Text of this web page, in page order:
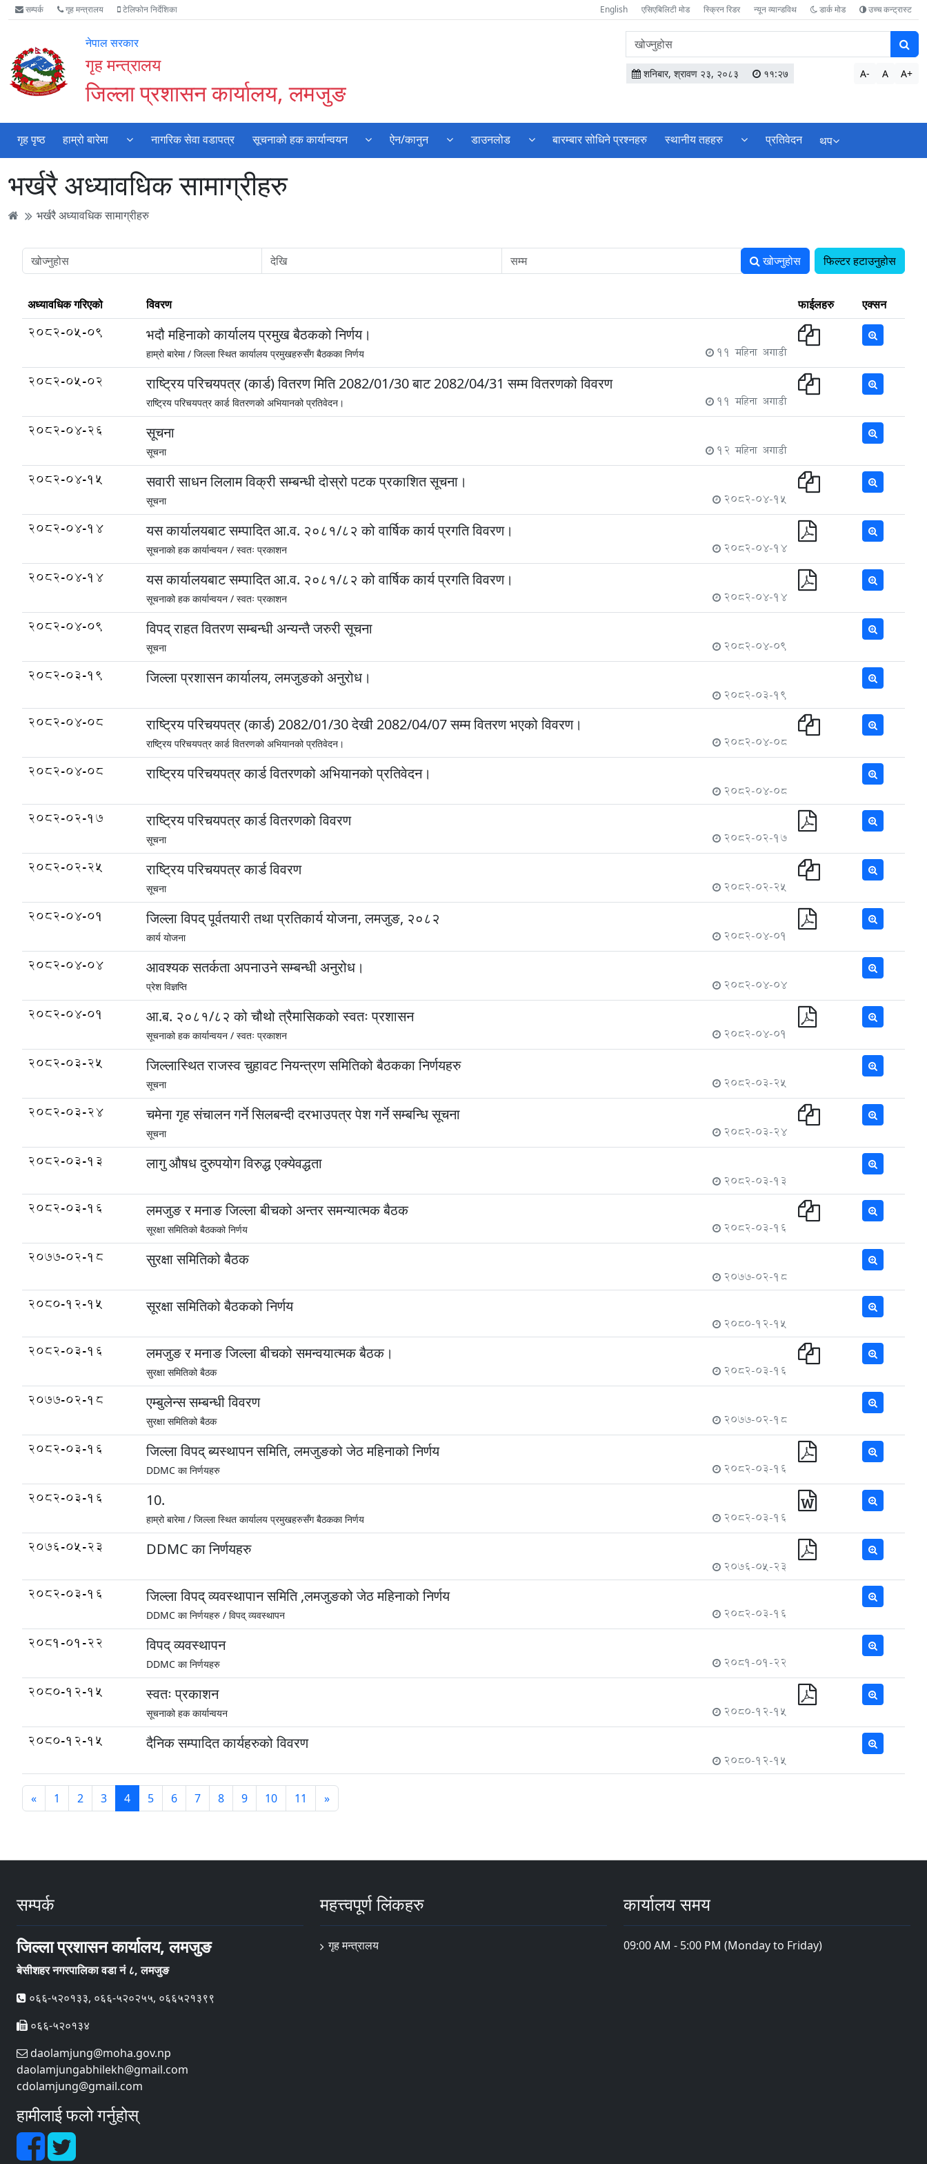
Accessibility
Mode
गर्नुहोस्
मुख्य
सामाग्री
मुख्य
नेभिगेसन
वेबसाइट
खोजमा
सम्पर्क गृह मन्त्रालय टेलिफोन निर्देशिका English एसिएबिलिटी मोड स्क्रिन रिडर न्यून व्यान्डविथ डार्क मोड उच्च कन्ट्रास्ट
नेपाल सरकार
गृह मन्त्रालय
जिल्ला प्रशासन कार्यालय, लमजुङ
वेबसाइटमा
सामग्री
खोज्नुहोस
शनिबार, श्रावण २३, २०८३ ११:२७ A- A A+
गृह पृष्ठ हाम्रो बारेमा नागरिक सेवा वडापत्र सूचनाको हक कार्यान्वयन ऐन/कानुन डाउनलोड बारम्बार सोधिने प्रश्नहरु स्थानीय तहहरु प्रतिवेदन थप
भर्खरै अध्यावधिक सामाग्रीहरु
भर्खरै अध्यावधिक सामाग्रीहरु
खोज्नुहोस फिल्टर हटाउनुहोस
अध्यावधिक गरिएको विवरण फाईलहरु एक्सन
2082-05-09 भदौ महिनाको कार्यालय प्रमुख बैठकको निर्णय।
हाम्रो बारेमा / जिल्ला स्थित कार्यालय प्रमुखहरुसँग बैठकका निर्णय 11 महिना अगाडी
2082-05-02 राष्ट्रिय परिचयपत्र (कार्ड) वितरण मिति 2082/01/30 बाट 2082/04/31 सम्म वितरणको विवरण
राष्ट्रिय परिचयपत्र कार्ड वितरणको अभियानको प्रतिवेदन। 11 महिना अगाडी
2082-04-26 सूचना
सूचना 12 महिना अगाडी
2082-04-15 सवारी साधन लिलाम विक्री सम्बन्धी दोस्रो पटक प्रकाशित सूचना।
सूचना 2082-04-15
2082-04-14 यस कार्यालयबाट सम्पादित आ.व. २०८१/८२ को वार्षिक कार्य प्रगति विवरण।
सूचनाको हक कार्यान्वयन / स्वतः प्रकाशन 2082-04-14
2082-04-14 यस कार्यालयबाट सम्पादित आ.व. २०८१/८२ को वार्षिक कार्य प्रगति विवरण।
सूचनाको हक कार्यान्वयन / स्वतः प्रकाशन 2082-04-14
2082-04-09 विपद् राहत वितरण सम्बन्धी अन्यन्तै जरुरी सूचना
सूचना 2082-04-09
2082-03-19 जिल्ला प्रशासन कार्यालय, लमजुङको अनुरोध।
2082-03-19
2082-04-08 राष्ट्रिय परिचयपत्र (कार्ड) 2082/01/30 देखी 2082/04/07 सम्म वितरण भएको विवरण।
राष्ट्रिय परिचयपत्र कार्ड वितरणको अभियानको प्रतिवेदन। 2082-04-08
2082-04-08 राष्ट्रिय परिचयपत्र कार्ड वितरणको अभियानको प्रतिवेदन।
2082-04-08
2082-02-17 राष्ट्रिय परिचयपत्र कार्ड वितरणको विवरण
सूचना 2082-02-17
2082-02-25 राष्ट्रिय परिचयपत्र कार्ड विवरण
सूचना 2082-02-25
2082-04-01 जिल्ला विपद् पूर्वतयारी तथा प्रतिकार्य योजना, लमजुङ, २०८२
कार्य योजना 2082-04-01
2082-04-04 आवश्यक सतर्कता अपनाउने सम्बन्धी अनुरोध।
प्रेश विज्ञप्ति 2082-04-04
2082-04-01 आ.ब. २०८१/८२ को चौथो त्रैमासिकको स्वतः प्रशासन
सूचनाको हक कार्यान्वयन / स्वतः प्रकाशन 2082-04-01
2082-03-25 जिल्लास्थित राजस्व चुहावट नियन्त्रण समितिको बैठकका निर्णयहरु
सूचना 2082-03-25
2082-03-24 चमेना गृह संचालन गर्ने सिलबन्दी दरभाउपत्र पेश गर्ने सम्बन्धि सूचना
सूचना 2082-03-24
2082-03-13 लागु औषध दुरुपयोग विरुद्ध एक्येवद्धता
2082-03-13
2082-03-16 लमजुङ र मनाङ जिल्ला बीचको अन्तर समन्यात्मक बैठक
सूरक्षा समितिको बैठकको निर्णय 2082-03-16
2077-02-18 सुरक्षा समितिको बैठक
2077-02-18
2080-12-15 सूरक्षा समितिको बैठकको निर्णय
2080-12-15
2082-03-16 लमजुङ र मनाङ जिल्ला बीचको समन्वयात्मक बैठक।
सुरक्षा समितिको बैठक 2082-03-16
2077-02-18 एम्बुलेन्स सम्बन्धी विवरण
सुरक्षा समितिको बैठक 2077-02-18
2082-03-16 जिल्ला विपद् ब्यस्थापन समिति, लमजुङको जेठ महिनाको निर्णय
DDMC का निर्णयहरु 2082-03-16
2082-03-16 10.
हाम्रो बारेमा / जिल्ला स्थित कार्यालय प्रमुखहरुसँग बैठकका निर्णय 2082-03-16
2076-05-23 DDMC का निर्णयहरु
2076-05-23
2082-03-16 जिल्ला विपद् व्यवस्थापान समिति ,लमजुङको जेठ महिनाको निर्णय
DDMC का निर्णयहरु / विपद् व्यवस्थापन 2082-03-16
2081-01-22 विपद् व्यवस्थापन
DDMC का निर्णयहरु 2081-01-22
2080-12-15 स्वतः प्रकाशन
सूचनाको हक कार्यान्वयन 2080-12-15
2080-12-15 दैनिक सम्पादित कार्यहरुको विवरण
2080-12-15
« 1 2 3 4 5 6 7 8 9 10 11 »
सम्पर्क
जिल्ला प्रशासन कार्यालय, लमजुङ
बेसीशहर नगरपालिका वडा नं ८, लमजुङ
०६६-५२०१३३, ०६६-५२०२५५, ०६६५२१३९९
०६६-५२०१३४
daolamjung@moha.gov.np
daolamjungabhilekh@gmail.com
cdolamjung@gmail.com
हामीलाई फलो गर्नुहोस्
महत्त्वपूर्ण लिंकहरु
गृह मन्त्रालय
कार्यालय समय
09:00 AM - 5:00 PM (Monday to Friday)